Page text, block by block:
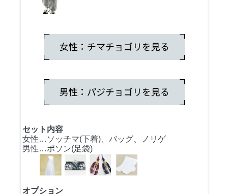
セット内容
女性…ソッチマ(下着)、バッグ、ノリゲ
男性…ポソン(足袋)
オプション